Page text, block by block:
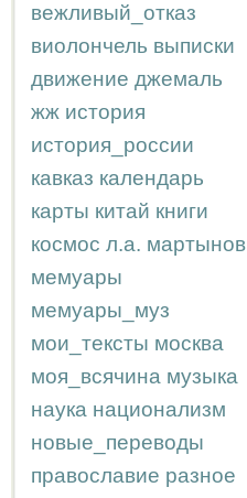
вежливый_отказ
виолончель выписки
движение джемаль
жж история
история_россии
кавказ календарь
карты китай книги
космос л.а. мартынов
мемуары
мемуары_муз
мои_тексты москва
моя_всячина музыка
наука национализм
новые_переводы
православие разное